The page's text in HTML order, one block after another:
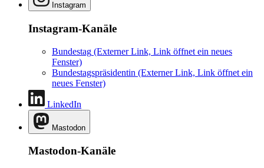
Instagram
Instagram-Kanäle
Bundestag (Externer Link, Link öffnet ein neues
Fenster)
Bundestagspräsidentin (Externer Link, Link öffnet ein
neues Fenster)
LinkedIn
Mastodon
Mastodon-Kanäle